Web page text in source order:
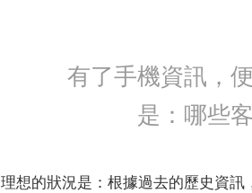
有了手機資訊，
是：哪些
理想的狀況是：根據過去的歷史資